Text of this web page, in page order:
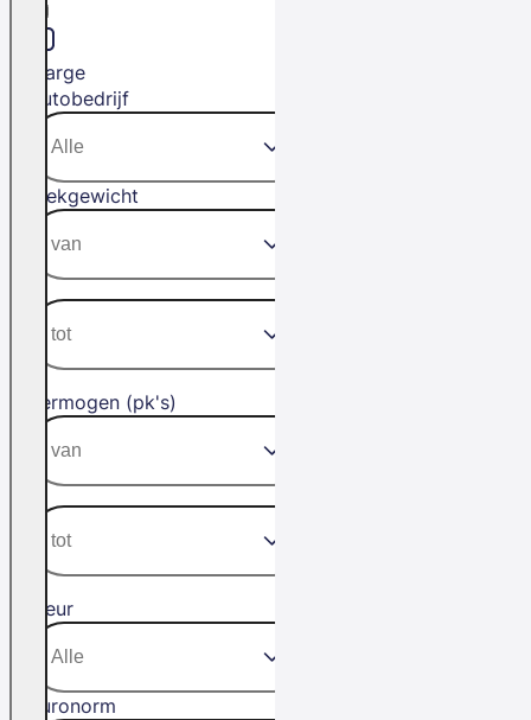
Marge
Autobedrijf
Trekgewicht
Vermogen (pk's)
Kleur
Euronorm